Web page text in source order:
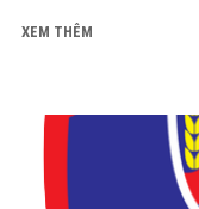
XEM THÊM